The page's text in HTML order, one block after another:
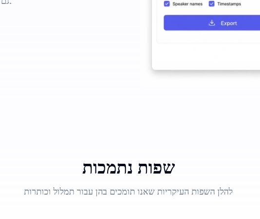
שפות נתמכות
להלן השפות העיקריות שאנו תומכים בהן עבור תמלול וכותרות